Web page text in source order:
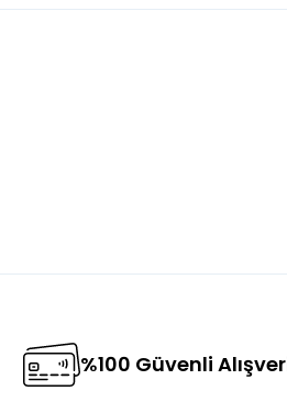
%100 Güvenli